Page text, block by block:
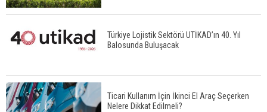
Türkiye Lojistik Sektörü UTİKAD’ın 40. Yıl
Balosunda Buluşacak
Ticari Kullanım İçin İkinci El Araç Seçerken
Nelere Dikkat Edilmeli?